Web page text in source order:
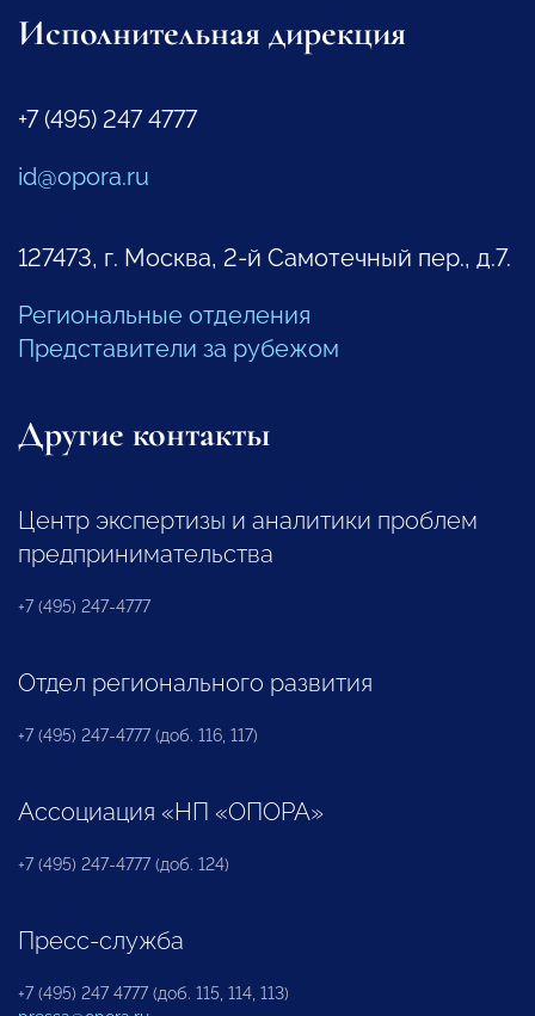
Исполнительная дирекция
+7 (495) 247 4777
id@opora.ru
127473, г. Москва, 2-й Самотечный пер., д.7.
Региональные отделения
Представители за рубежом
Другие контакты
Центр экспертизы и аналитики проблем
предпринимательства
+7 (495) 247-4777
Отдел регионального развития
+7 (495) 247-4777 (доб. 116, 117)
Ассоциация «НП «ОПОРА»
+7 (495) 247-4777 (доб. 124)
Пресс-служба
+7 (495) 247 4777 (доб. 115, 114, 113)